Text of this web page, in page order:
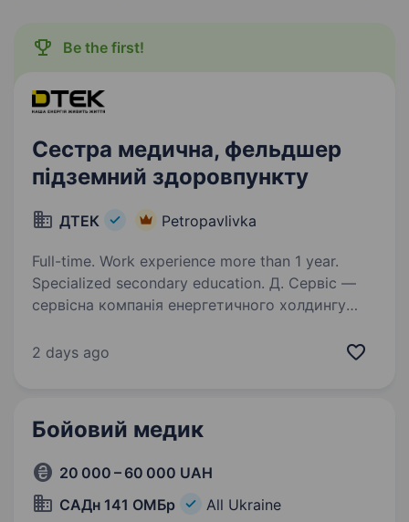
Be the first!
Сестра медична, фельдшер
підземний здоровпункту
ДТЕК Petropavlivka
Full-time. Work experience more than 1 year.
Specialized secondary education. Д. Сервіс —
сервісна компанія енергетичного холдингу
підтримку бізнесам групи. Щодня
2 days ago
Бойовий медик
20 000 – 60 000 UAH
САДн 141 ОМБр
All Ukraine